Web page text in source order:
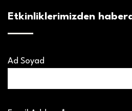
Etkinliklerimizden
Ad Soyad